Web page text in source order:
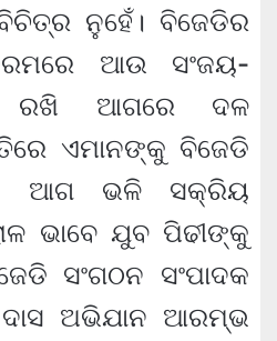
ନୁହେଁ। ବିଜେଡିର
ଆଉ ସଂଜୟ-
ରଖି ଆଗରେ ଦଳ
ଏମାନଙ୍କୁ ବିଜେଡି
ଆଗ ଭଳି ସକ୍ରିୟ
ଭାବେ ଯୁବ ପିଢୀଙ୍କୁ
ସଂଗଠନ ସଂପାଦକ
ଅଭିଯାନ ଆରମ୍ଭ